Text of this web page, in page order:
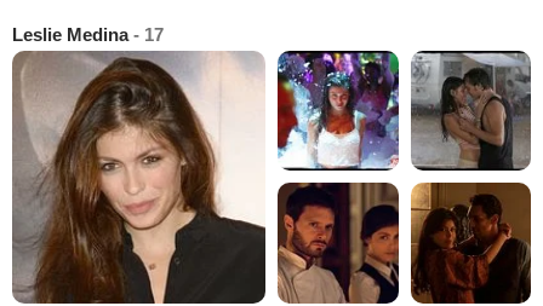
Leslie Medina- 17